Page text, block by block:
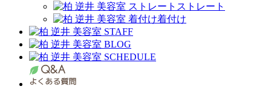
ストレート
着付け